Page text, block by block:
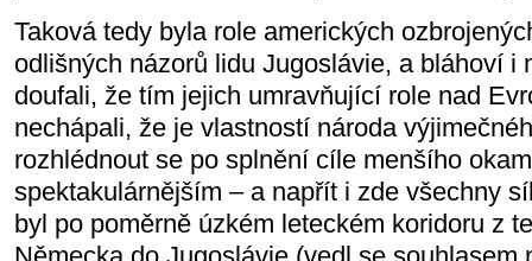
Taková tedy byla role amerických
odlišných názorů lidu Jugoslávie, a bláhoví i
doufali, že tím jejich umravňující role nad
nechápali, že je vlastností národa
rozhlédnout se po splnění cíle menšího
spektakulárnějším – a napřít i zde všechny
byl po poměrně úzkém leteckém koridoru z